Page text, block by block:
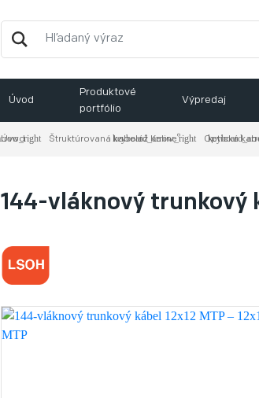
Úvod
Produktové
portfólio
Výpredaj
Úvod Štruktúrovaná kabeláž Keline® Optická
144-vláknový trunkový